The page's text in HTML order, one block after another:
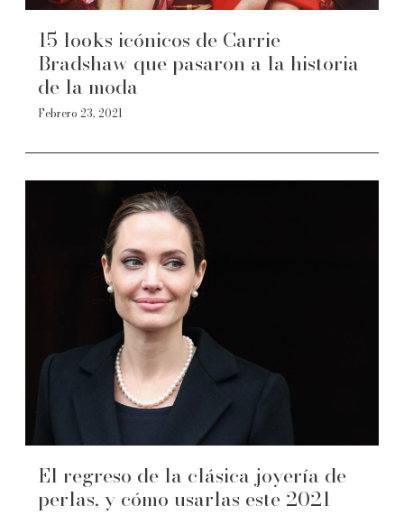
15 looks icónicos de Carrie
Bradshaw que pasaron a la historia
de la moda
Febrero 23, 2021
El regreso de la clásica joyería de
perlas, y cómo usarlas este 2021